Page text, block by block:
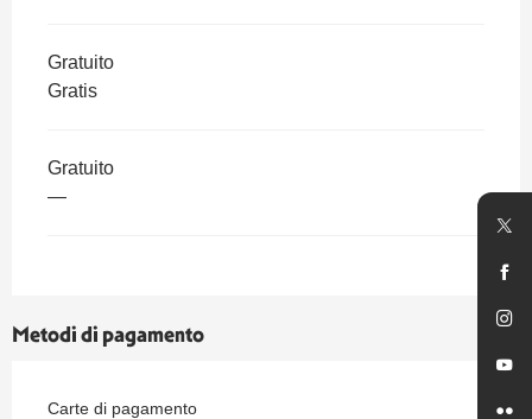
Gratuito
Gratis
Gratuito
—
Metodi di pagamento
Carte di pagamento